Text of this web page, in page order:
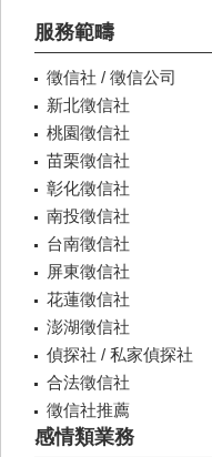
服務範疇
徵信社 / 徵信公司
新北徵信社
桃園徵信社
苗栗徵信社
彰化徵信社
南投徵信社
台南徵信社
屏東徵信社
花蓮徵信社
澎湖徵信社
偵探社 / 私家偵探社
合法徵信社
徵信社推薦
感情類業務